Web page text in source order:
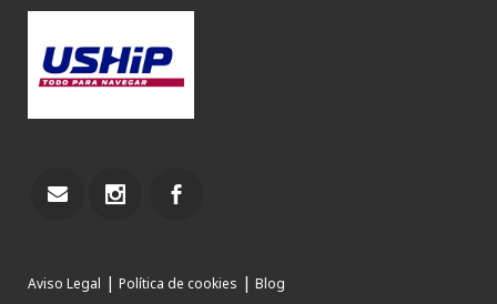
Aviso Legal | Política de cookies | Blog